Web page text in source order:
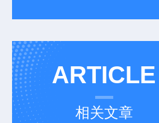
ARTICLE
相关文章